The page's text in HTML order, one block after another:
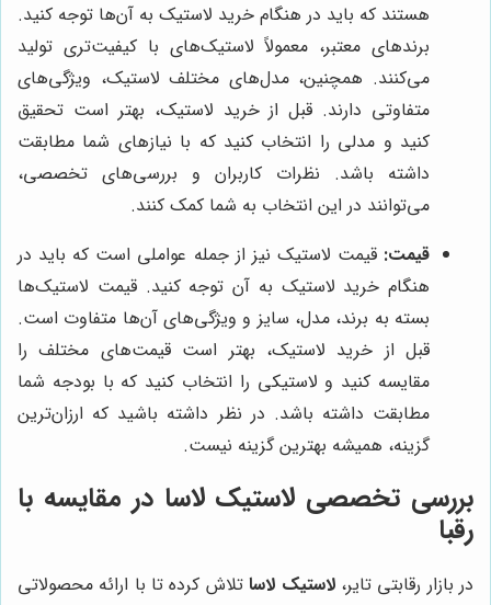
هستند که باید در هنگام خرید لاستیک به آن‌ها توجه کنید.
برندهای معتبر، معمولاً لاستیک‌های با کیفیت‌تری تولید
می‌کنند. همچنین، مدل‌های مختلف لاستیک، ویژگی‌های
متفاوتی دارند. قبل از خرید لاستیک، بهتر است تحقیق
کنید و مدلی را انتخاب کنید که با نیازهای شما مطابقت
داشته باشد. نظرات کاربران و بررسی‌های تخصصی،
می‌توانند در این انتخاب به شما کمک کنند.
قیمت: قیمت لاستیک نیز از جمله عواملی است که باید در
هنگام خرید لاستیک به آن توجه کنید. قیمت لاستیک‌ها
بسته به برند، مدل، سایز و ویژگی‌های آن‌ها متفاوت است.
قبل از خرید لاستیک، بهتر است قیمت‌های مختلف را
مقایسه کنید و لاستیکی را انتخاب کنید که با بودجه شما
مطابقت داشته باشد. در نظر داشته باشید که ارزان‌ترین
گزینه، همیشه بهترین گزینه نیست.
بررسی تخصصی لاستیک لاسا در مقایسه با
رقبا
در بازار رقابتی تایر،لاستیک لاساتلاش کرده تا با ارائه محصولاتی